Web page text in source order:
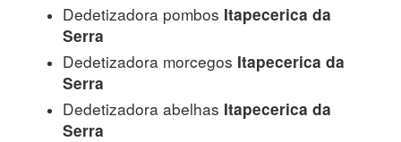
Dedetizadora pombos Itapecerica da
Serra
Dedetizadora morcegos Itapecerica da
Serra
Dedetizadora abelhas Itapecerica da
Serra